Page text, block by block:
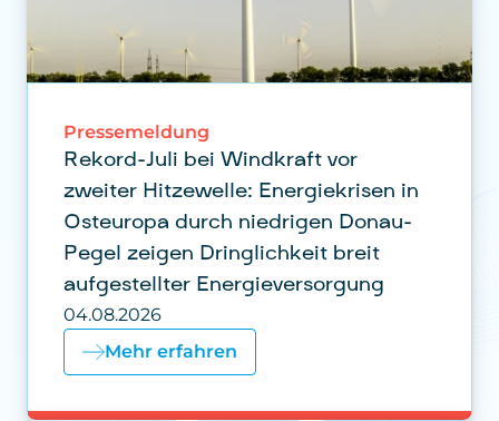
Pressemeldung
Rekord-Juli bei Windkraft vor
zweiter Hitzewelle: Energiekrisen in
Osteuropa durch niedrigen Donau-
Pegel zeigen Dringlichkeit breit
aufgestellter Energieversorgung
04.08.2026
Mehr erfahren